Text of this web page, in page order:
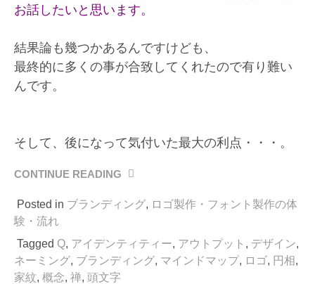
お話したいと思います。
結果論も幾つかあるんですけども、
最終的に多くの事が合致してくれたので有り難い
んです。
そして、後になって気付いた最大の利点・・・。
CONTINUE READING
“頭
字
に
し
Posted in ブランディング, ロゴ製作・フォント製作の体
験・流れ
Tagged Q, アイデンティティー, アウトプット , デザイン,
ネーミング, ブランディング, マインドマップ, ロゴ, 円相,
家紋, 概念, 禅, 頭文字